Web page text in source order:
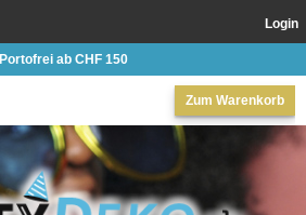
Login
Zum Warenkorb
Portofrei ab CHF 150